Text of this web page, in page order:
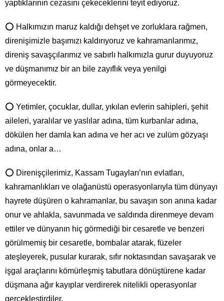
yaptıklarının cezasını çekeceklerini teyit ediyoruz.
⭕ Halkımızın maruz kaldığı dehşet ve zorluklara rağmen,
direnişimizle başımızı kaldırıyoruz ve kahramanlarımız,
direniş savaşçılarımız ve sabırlı halkımızla gurur duyuyoruz
ve düşmanımız bir an bile zayıflık veya yenilgi
görmeyecektir.
⭕ Yetimler, çocuklar, dullar, yıkılan evlerin sahipleri, şehit
aileleri, yaralılar ve yaslılar adına, tüm kurbanlar adına,
dökülen her damla kan adına ve her acı ve zulüm gözyaşı
adına, onlar a…
⭕ Direnişçilerimiz, Kassam Tugayları’nın evlatları,
kahramanlıkları ve olağanüstü operasyonlarıyla tüm dünyayı
hayrete düşüren o kahramanlar, bu savaşın son anına kadar
onur ve ahlakla, savunmada ve saldırıda direnmeye devam
ettiler ve dünyanın hiç görmediği bir cesaretle ve benzeri
görülmemiş bir cesaretle, bombalar atarak, füzeler
ateşleyerek, pusular kurarak, sıfır noktasından savaşarak ve
işgal araçlarını kömürleşmiş tabutlara dönüştürene kadar
düşmana ağır kayıplar verdirerek nitelikli operasyonlar
gerçekleştirdiler.